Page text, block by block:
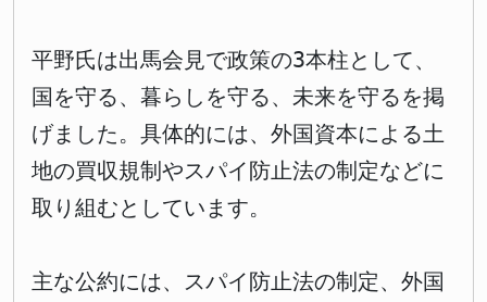
平野氏は出馬会見で政策の3本柱として、
国を守る、暮らしを守る、未来を守るを掲
げました。具体的には、外国資本による土
地の買収規制やスパイ防止法の制定などに
取り組むとしています。
主な公約には、スパイ防止法の制定、外国